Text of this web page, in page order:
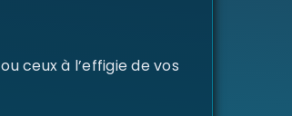
ou ceux à l’effigie de vos